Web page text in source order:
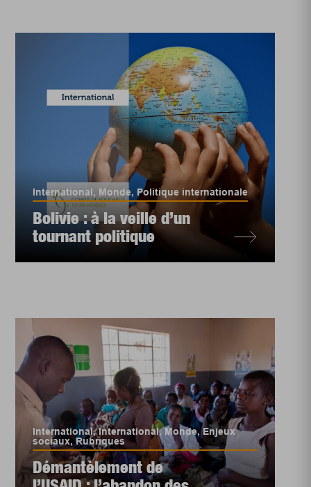
International, Monde, Politique internationale
Bolivie : à la veille d’un
tournant politique
International,International,Monde,Enjeux
sociaux,Rubriques
Démantèlement de